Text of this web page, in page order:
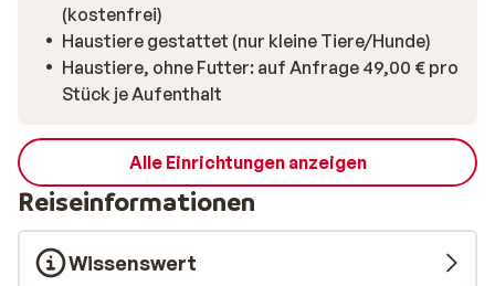
(kostenfrei)
Haustiere gestattet (nur kleine Tiere/Hunde)
Haustiere, ohne Futter: auf Anfrage 49,00 € pro
Stück je Aufenthalt
Alle Einrichtungen anzeigen
Reiseinformationen
Wissenswert